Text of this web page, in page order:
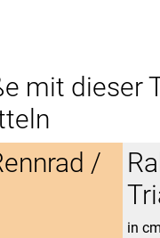
mit dieser
/
in cm